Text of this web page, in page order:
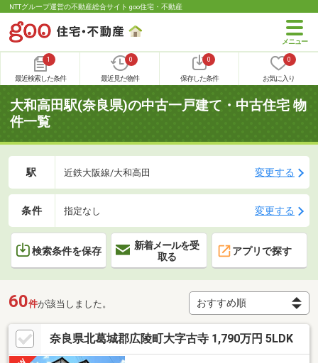
NTTグループ運営の不動産総合サイト goo住宅・不動産
1
最近検索した条件
0
最近見た物件
0
保存した条件
0
お気に入り
大和高田駅(奈良県)の中古一戸建て・中古住宅 物
件一覧
駅 近鉄大阪線/大和高田 変更する
条件 指定なし 変更する
検索条件を保存
新着メールを受
取る
アプリで探す
60件が該当しました。
奈良県北葛城郡広陵町大字古寺 1,790万円 5LDK